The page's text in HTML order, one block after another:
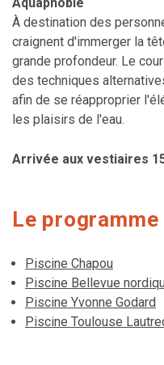
À destination des
craignent d'immerger la
grande profondeur. Le
des techniques
afin de se réapproprier
les plaisirs de l'eau.
Arrivée aux vestiaires
Le
Piscine Chapou
Piscine Bellevue
Piscine Yvonne Godard
Piscine Toulouse